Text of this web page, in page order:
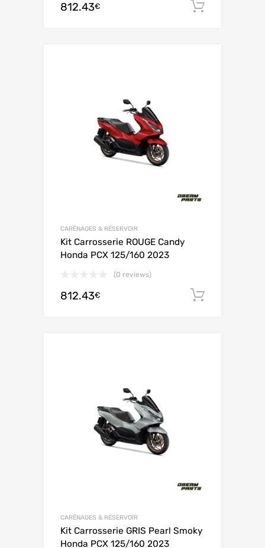
812.43€
CARÉNAGES & RÉSERVOIR
Kit Carrosserie ROUGE Candy
Honda PCX 125/160 2023
(0 reviews)
812.43€
CARÉNAGES & RÉSERVOIR
Kit Carrosserie GRIS Pearl Smoky
Honda PCX 125/160 2023